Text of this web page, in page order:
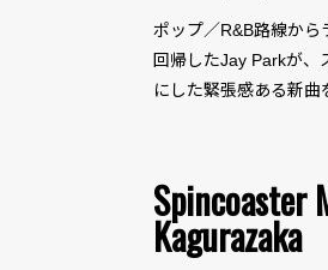
ポップ／R&B路線から
回帰したJay Parkが、
にした緊張感ある新曲
Spincoaster
Kagurazaka